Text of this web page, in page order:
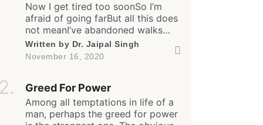
Now I get tired too soonSo I’m
afraid of going farBut all this does
not meanI’ve abandoned walks
forever… And yes, I often feel
lonelyEven amongst my own
often remember our friendshipI
still care for our relationshipBut
how much I do,I have stopped […]
Written by Dr. Jaipal Singh
November 16, 2020
Greed For Power
Among all temptations in life of a
man, perhaps the greed for power
Read Smart, Save Time
Pick all the topics you are interested in to
homepage with stories you'll love.